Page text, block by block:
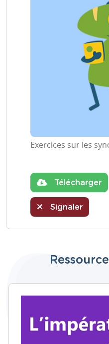
Exercices sur les
Télécharger
Signaler